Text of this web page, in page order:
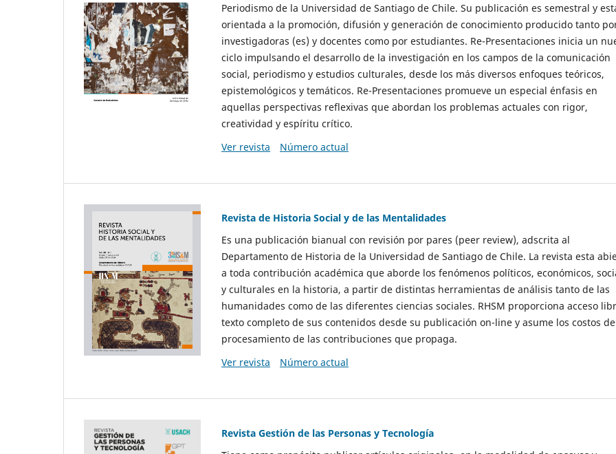
Periodismo de la Universidad de Santiago de Chile. Su publicación es semestral y
orientada a la promoción, difusión y generación de conocimiento producido tanto
investigadoras (es) y docentes como por estudiantes. Re-Presentaciones inicia un
ciclo impulsando el desarrollo de la investigación en los campos de la comunicación
social, periodismo y estudios culturales, desde los más diversos enfoques teóricos,
epistemológicos y temáticos. Re-Presentaciones promueve un especial énfasis en
aquellas perspectivas reflexivas que abordan los problemas actuales con rigor,
creatividad y espíritu crítico.
Ver revista
Número actual
Revista de Historia Social y de las Mentalidades
Es una publicación bianual con revisión por pares (peer review), adscrita al
Departamento de Historia de la Universidad de Santiago de Chile. La revista esta
a toda contribución académica que aborde los fenómenos políticos, económicos,
y culturales en la historia, a partir de distintas herramientas de análisis tanto de las
humanidades como de las diferentes ciencias sociales. RHSM proporciona acceso
texto completo de sus contenidos desde su publicación on-line y asume los costos de
procesamiento de las contribuciones que propaga.
Ver revista
Número actual
Revista Gestión de las Personas y Tecnología